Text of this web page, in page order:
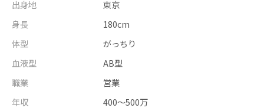
出身地
東京
身長
180cm
体型
がっちり
血液型
AB型
職業
営業
年収
400～500万